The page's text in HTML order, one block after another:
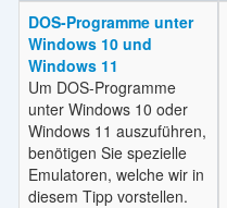
DOS-Programme unter
Windows 10 und
Windows 11
Um DOS-Programme
unter Windows 10 oder
Windows 11 auszuführen,
benötigen Sie spezielle
Emulatoren, welche wir in
diesem Tipp vorstellen.